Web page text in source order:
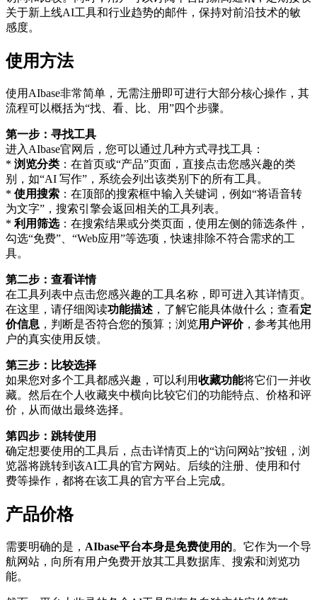
关于新上线AI工具和行业趋势的邮件，保持对前沿技术的敏
感度。
使用方法
使用AIbase非常简单，无需注册即可进行大部分核心操作，其
流程可以概括为“找、看、比、用”四个步骤。
第一步：寻找工具
进入AIbase官网后，您可以通过几种方式寻找工具：
* 浏览分类 ：在首页或“产品”页面，直接点击您感兴趣的类
别，如“AI 写作”，系统会列出该类别下的所有工具。
* 使用搜索 ：在顶部的搜索框中输入关键词，例如“将语音转
为文字”，搜索引擎会返回相关的工具列表。
* 利用筛选：在搜索结果或分类页面，使用左侧的筛选条件，
勾选“免费”、“Web应用”等选项，快速排除不符合需求的工
具。
第二步：查看详情
在工具列表中点击您感兴趣的工具名称，即可进入其详情页。
在这里，请仔细阅读功能描述 ，了解它能具体做什么；查看定
价信息 ，判断是否符合您的预算；浏览用户评价，参考其他用
户的真实使用反馈。
第三步：比较选择
如果您对多个工具都感兴趣，可以利用收藏功能将它们一并收
藏。然后在个人收藏夹中横向比较它们的功能特点、价格和评
价，从而做出最终选择。
第四步：跳转使用
确定想要使用的工具后，点击详情页上的“访问网站”按钮，浏
览器将跳转到该AI工具的官方网站。后续的注册、使用和付
费等操作，都将在该工具的官方平台上完成。
产品价格
需要明确的是， AIbase平台本身是免费使用的。它作为一个导
航网站，向所有用户免费开放其工具数据库、搜索和浏览功
能。